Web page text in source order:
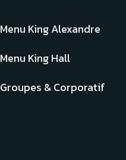
Menu King Alexandre
Menu King Hall
Groupes & Corporatif